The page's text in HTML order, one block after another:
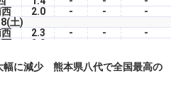
2.0 - -
-
8(土)
2.3 - -
-
2.0
2.8 - -
-
3.4 -
-
幅に減少 熊本県八代で全国最高の